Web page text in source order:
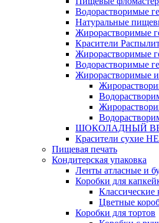
Водорастворимые
Натуральные
Жирорастворимые
Красители
Жирорастворимые
Водорастворимые
Жирорастворимые и
ШОКОЛАДНЫЙ
Красители сухие
Пищевая печать
Кондитерская упаковка
Ленты атласные и
Коробки для
Классические
Цветные
Коробки для тортов